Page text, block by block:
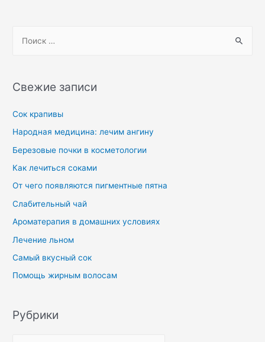
Свежие записи
Сок крапивы
Народная медицина: лечим ангину
Березовые почки в косметологии
Как лечиться соками
От чего появляются пигментные пятна
Слабительный чай
Ароматерапия в домашних условиях
Лечение льном
Самый вкусный сок
Помощь жирным волосам
Рубрики